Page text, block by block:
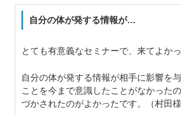
自分の体が発する情報が…
とても有意義なセミナーで、来てよか
自分の体が発する情報が相手に影響を
ことを今まで意識したことがなかった
づかされたのがよかったです。（村田様